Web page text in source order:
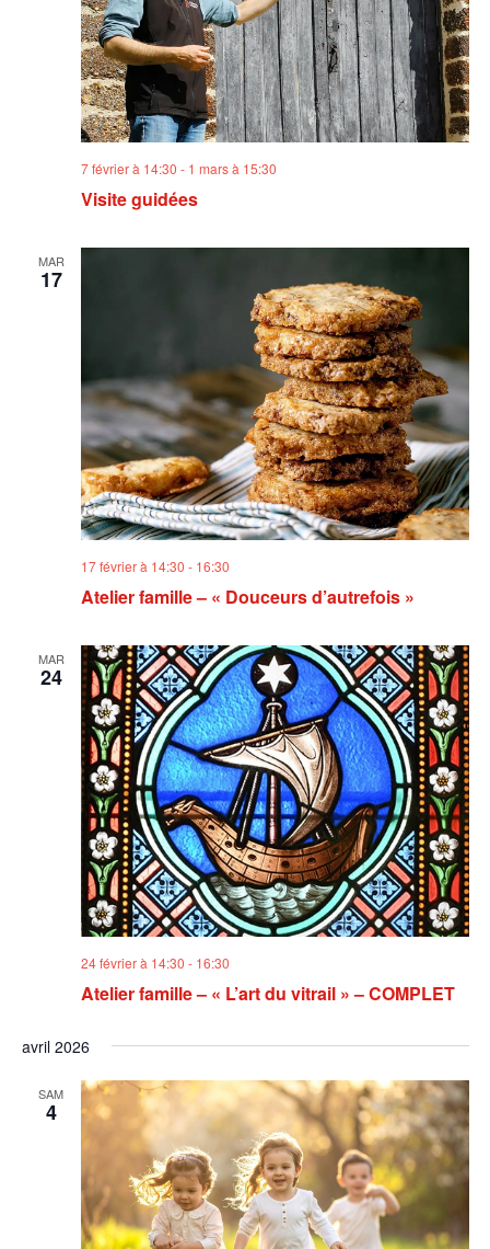
Visite guidées
7 février à 14:30 - 1 mars à 15:30
MAR
17
Atelier famille – « Douceurs d’autrefois »
17 février à 14:30 - 16:30
MAR
24
Atelier famille – « L’art du vitrail » – COMPLET
24 février à 14:30 - 16:30
avril 2026
SAM
4